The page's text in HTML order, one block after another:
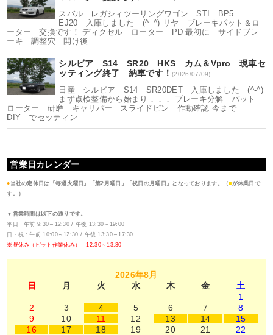
スバル レガシィツーリングワゴン STI BP5
EJ20 入庫しました (^_^) リヤ ブレーキパット＆ロ
ーター 交換です！ ディクセル ローター PD 最初に サイドブレ
ーキ 調整穴 開け後
シルビア S14 SR20 HKS カム＆Vpro 現車セ
ッティング終了 納車です！(2026/07/09)
日産 シルビア S14 SR20DET 入庫しました (^-^)
まず点検整備から始まり．．． ブレーキ分解 パット
ローター 研磨 キャリパー スライドピン 作動確認 今まで
DIY でセッティン
営業日カレンダー
● 当社の定休日は「毎週火曜日」「第2月曜日」「祝日の月曜日」となっております。（■が休業日で
す。）
▼営業時間は以下の通りです。
平日：午前 9:30～12:30 / 午後 13:30～19:00
日・祝：午前 10:00～12:30 / 午後 13:30～17:30
※昼休み（ピット作業休み）：12:30～13:30
2026年8月
日
月 火 水 木 金
土
1
2
3 4 5 6 7
8
9
10 11 12 13 14
15
16
17 18 19 20 21
22